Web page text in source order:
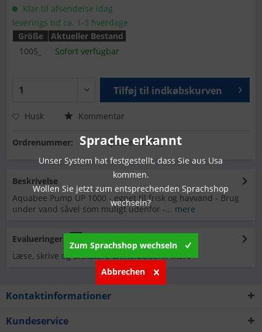
Klar til afsendelse idag
leverings tid ca. 1-3 hverdage
Größe
Aktueller Bestand
1005_
Sofort verfügbar
Tilføj til indkøbskurven
Husk Kommentar
Ordrenummer: AquaBee-1005_
Beskrivelse
Aquabee Pump UP 1000 - egnet til frisk og havvand - Brug
under vand såvel som muligt udenfor -... mere
Evalueringer
Læse, skrive og diskutere anmeldelser...mere
Kontaktinformationer
Kundeservice
Sprache erkannt
Unser System hat festgestellt, dass Sie aus Usa
kommen.
Wollen Sie jetzt zum entsprechenden Sprachshop
wechseln?
Zum Sprachshop wechseln
Abbrechen